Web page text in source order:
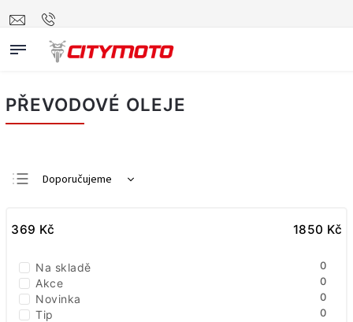
PŘEVODOVÉ OLEJE
Doporučujeme
Nejdražší
Abecedně
369 Kč 1850 Kč
Na skladě 0
Akce 0
Novinka 0
Tip 0